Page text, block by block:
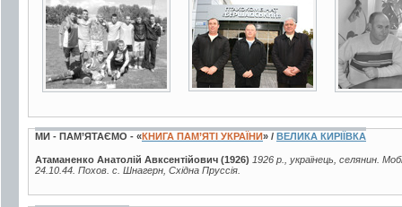
2 фото 3 фото 2 фото
МИ - ПАМ’ЯТАЄМО - «КНИГА ПАМ’ЯТІ УКРАЇНИ» / ВЕЛИКА КИРІЇВКА
Атаманенко Анатолій Авксентійович (1926) 1926 р., українець, селянин.
24.10.44. Похов. с. Шнагерн, Східна Пруссія.